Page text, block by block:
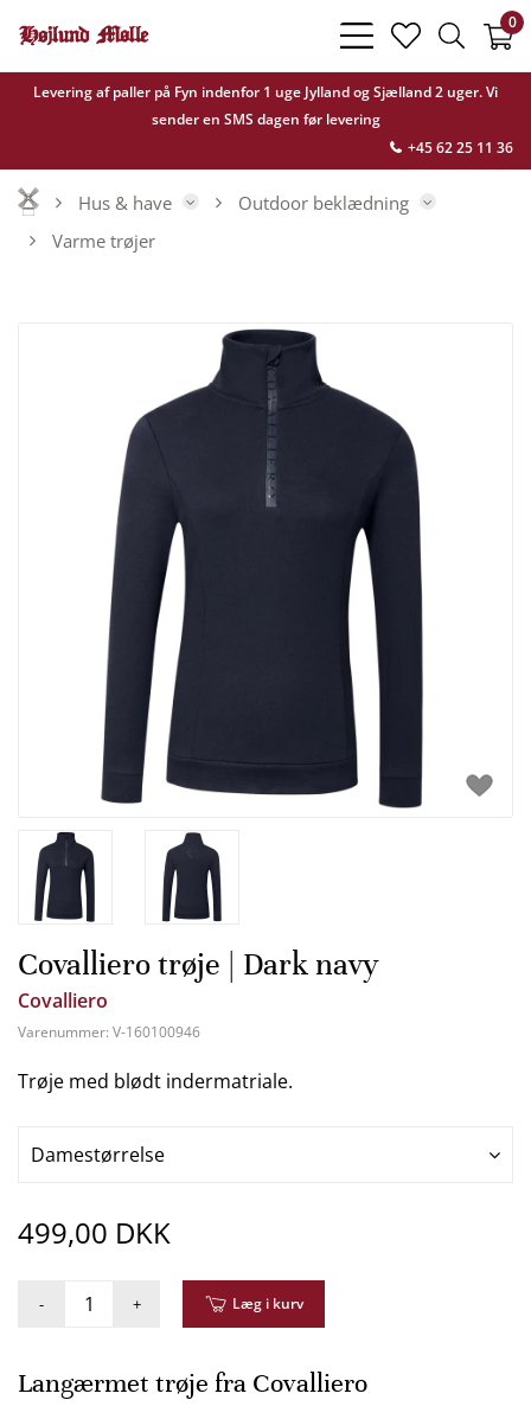
Levering af paller på Fyn indenfor 1 uge Jylland og Sjælland 2 uger. Vi
sender en SMS dagen før levering
+45 62 25 11 36
bars
light
heart
light
search
light
0
Hus & have
Outdoor beklædning
Varme trøjer
Covalliero trøje | Dark navy
Covalliero
Varenummer: V-160100946
Trøje med blødt indermatriale.
Damestørrelse
499,00 DKK
- + Læg i kurv
Langærmet trøje fra Covalliero